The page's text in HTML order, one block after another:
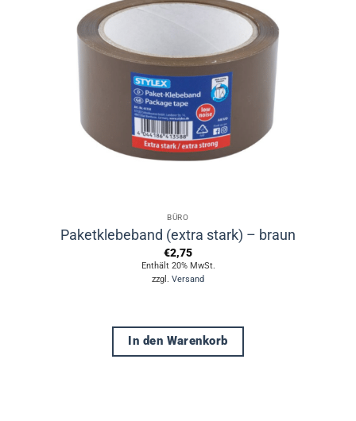
BÜRO
Paketklebeband (extra stark) – braun
€2,75
Enthält 20% MwSt.
zzgl. Versand
In den Warenkorb